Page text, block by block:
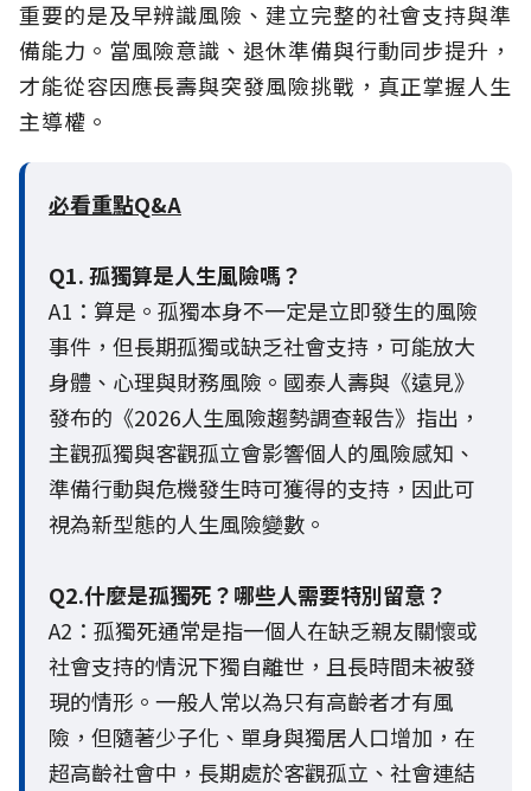
重要的是及早辨識風險、建立完整的社會支持與準
備能力。當風險意識、退休準備與行動同步提升，
才能從容因應長壽與突發風險挑戰，真正掌握人生
主導權。
必看重點Q&A
Q1. 孤獨算是人生風險嗎？
A1：算是。孤獨本身不一定是立即發生的風險
事件，但長期孤獨或缺乏社會支持，可能放大
身體、心理與財務風險。國泰人壽與《遠見》
發布的《2026人生風險趨勢調查報告》指出，
主觀孤獨與客觀孤立會影響個人的風險感知、
準備行動與危機發生時可獲得的支持，因此可
視為新型態的人生風險變數。
Q2.什麼是孤獨死？哪些人需要特別留意？
A2：孤獨死通常是指一個人在缺乏親友關懷或
社會支持的情況下獨自離世，且長時間未被發
現的情形。一般人常以為只有高齡者才有風
險，但隨著少子化、單身與獨居人口增加，在
超高齡社會中，長期處於客觀孤立、社會連結